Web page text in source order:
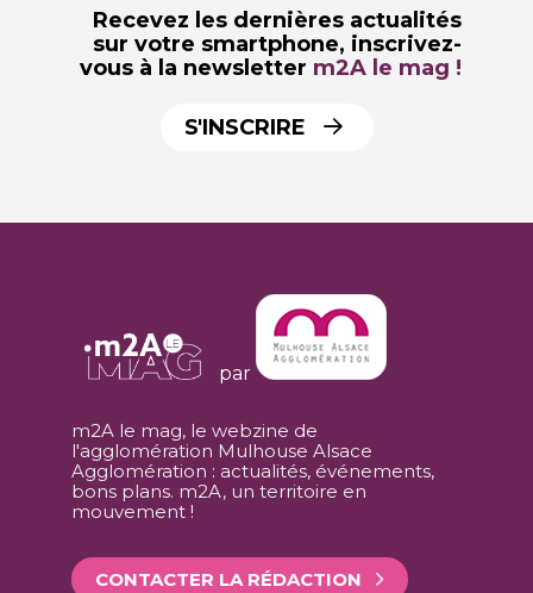
Recevez les dernières actualités
sur votre smartphone, inscrivez-
vous à la newsletter m2A le mag !
S'INSCRIRE
par
m2A le mag, le webzine de
l'agglomération Mulhouse Alsace
Agglomération : actualités, événements,
bons plans. m2A, un territoire en
mouvement !
CONTACTER LA RÉDACTION